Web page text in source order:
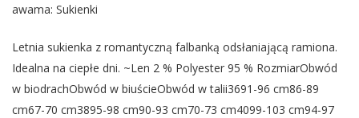
awama: Sukienki
Letnia sukienka z romantyczną falbanką odsłaniającą ramiona.
Idealna na ciepłe dni. ~Len 2 % Polyester 95 % RozmiarObwód
w biodrachObwód w biuścieObwód w talii3691-96 cm86-89
cm67-70 cm3895-98 cm90-93 cm70-73 cm4099-103 cm94-97